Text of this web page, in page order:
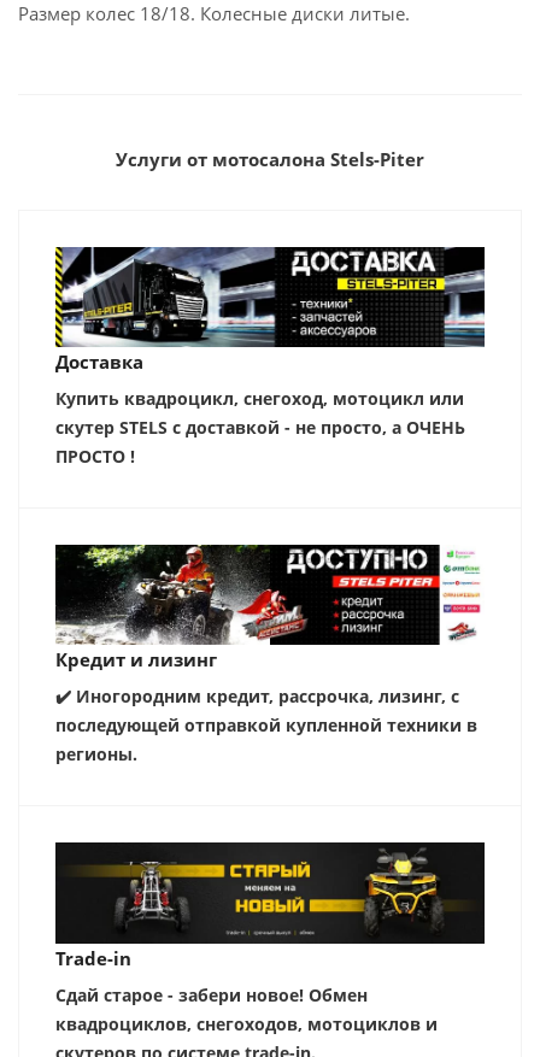
Размер колес 18/18. Колесные диски литые.
Услуги от мотосалона Stels-Piter
Доставка
Купить квадроцикл, снегоход, мотоцикл или
скутер STELS с доставкой - не просто, а ОЧЕНЬ
ПРОСТО !
Кредит и лизинг
✔️ Иногородним кредит, рассрочка, лизинг, с
последующей отправкой купленной техники в
регионы.
Trade-in
Сдай старое - забери новое! Обмен
квадроциклов, снегоходов, мотоциклов и
скутеров по системе trade-in.